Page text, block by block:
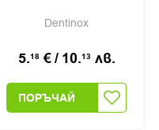
Dentinox
5.18 €/ 10.13 лв.
ПОРЪЧАЙ